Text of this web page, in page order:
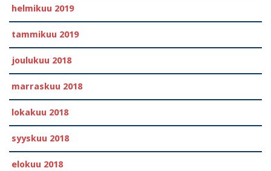
helmikuu 2019
tammikuu 2019
joulukuu 2018
marraskuu 2018
lokakuu 2018
syyskuu 2018
elokuu 2018